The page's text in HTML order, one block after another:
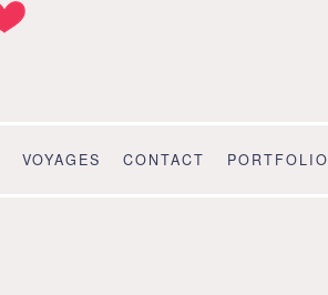
VOYAGES CONTACT PORTFOLIO